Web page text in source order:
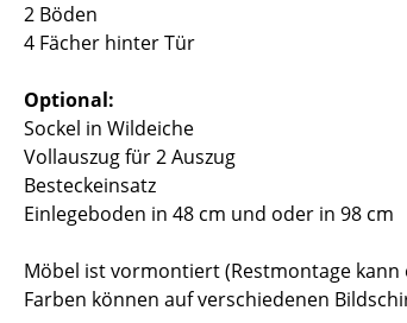
2 Böden
4 Fächer hinter Tür
Optional:
Sockel in Wildeiche
Vollauszug für 2 Auszug
Besteckeinsatz
Einlegeboden in 48 cm und oder in 98 cm
Möbel ist vormontiert (Restmontage
Farben können auf verschiedenen